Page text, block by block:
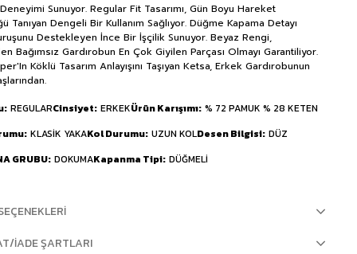
Sunuyor. Regular Fit Tasarımı, Gün Boyu Hareket
Tanıyan Dengeli Bir Kullanım Sağlıyor. Düğme Kapama Detayı
Destekleyen İnce Bir İşçilik Sunuyor. Beyaz Rengi,
Bağımsız Gardırobun En Çok Giyilen Parçası Olmayı Garantiliyor.
Köklü Tasarım Anlayışını Taşıyan Ketsa, Erkek Gardırobunun
REGULARCinsiyet ERKEKÜrün Karışımı % 72 PAMUK % 28 KETEN
KLASİK YAKAKol Durumu UZUN KOLDesen Bilgisi DÜZ
GRUBU DOKUMAKapanma Tipi DÜĞMELİ
İADE ŞARTLARI